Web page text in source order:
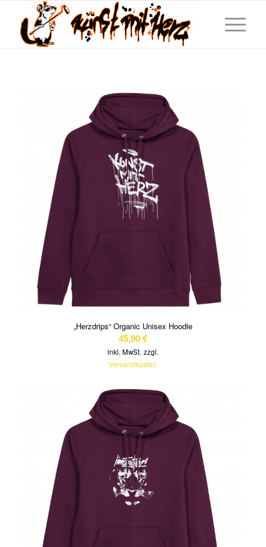
„Herzdrips“ Organic Unisex Hoodie
45,90€
inkl. MwSt. zzgl.
Versandkosten